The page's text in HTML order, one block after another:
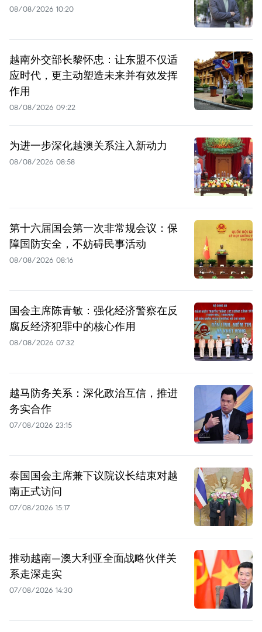
08/08/2026 10:20
越南外交部长黎怀忠：让东盟不仅适
应时代，更主动塑造未来并有效发挥
作用
08/08/2026 09:22
为进一步深化越澳关系注入新动力
08/08/2026 08:58
第十六届国会第一次非常规会议：保
障国防安全，不妨碍民事活动
08/08/2026 08:16
国会主席陈青敏：强化经济警察在反
腐反经济犯罪中的核心作用
08/08/2026 07:32
越马防务关系：深化政治互信，推进
务实合作
07/08/2026 23:15
泰国国会主席兼下议院议长结束对越
南正式访问
07/08/2026 15:17
推动越南—澳大利亚全面战略伙伴关
系走深走实
07/08/2026 14:30